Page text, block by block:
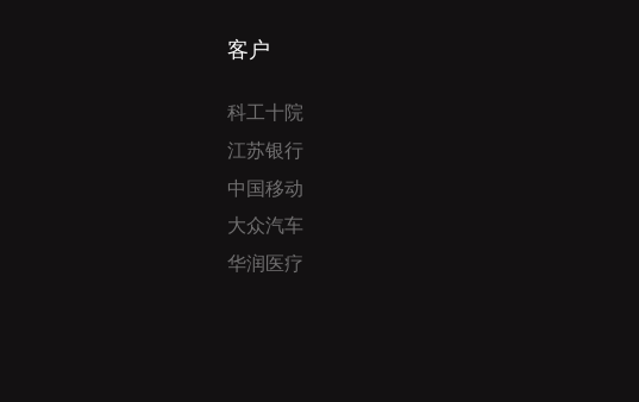
客户
科工十院
江苏银行
中国移动
大众汽车
华润医疗